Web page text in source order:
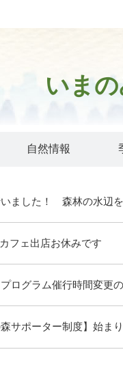
いま
自然情報
ました！ 森林の水辺
フェ出店お休みです
プログラム催行時間変更
森サポーター制度】始ま